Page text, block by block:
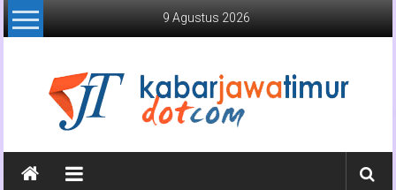
Lompat
ke
9 Agustus 2026
Kabar